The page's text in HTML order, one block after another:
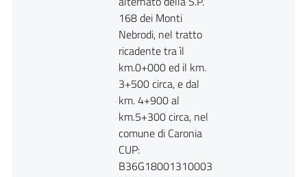
168 dei Monti
Nebrodi, nel tratto
ricadente tra ìl
km.0+000 ed il km.
3+500 circa, e dal
km. 4+900 al
km.5+300 circa, nel
comune di Caronia
CUP:
B36G18001310003